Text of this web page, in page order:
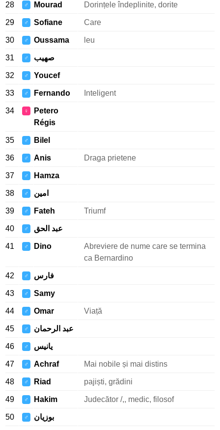
28 ♂ Mourad Dorințele îndeplinite, dorite
29 ♂ Sofiane Care
30 ♂ Oussama leu
31 ♂ صهيب
32 ♂ Youcef
33 ♂ Fernando Inteligent
34 ♀
Petero
Régis
35 ♂ Bilel
36 ♂ Anis Draga prietene
37 ♂ Hamza
38 ♂ امين
39 ♂ Fateh Triumf
40 ♂ عبد الحق
41 ♂ Dino
Abreviere de nume care se termina
ca Bernardino
42 ♂ فارس
43 ♂ Samy
44 ♂ Omar Viață
45 ♂ عبد الرحمان
46 ♂ يانيس
47 ♂ Achraf Mai nobile și mai distins
48 ♂ Riad pajiști, grădini
49 ♂ Hakim Judecător /,, medic, filosof
50 ♂ بوزيان